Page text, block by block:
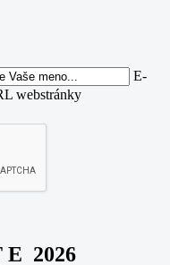
E-
webstránky
E 2026